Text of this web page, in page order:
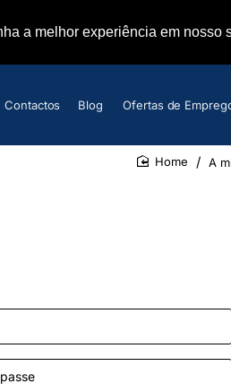
a melhor experiência em nosso
Contactos Blog Ofertas de
A